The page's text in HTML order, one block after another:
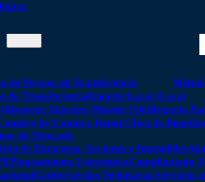
de Precios de Transferencia
de TransferenciaReporte Local (Local
Reporte Maestro (Master File)Reporte
by Country Report)Test de
de Mercado
de Empresas, Acciones e Intangibles
Planeamiento EstratégicoCumplimiento
Controversias TributariasServicios